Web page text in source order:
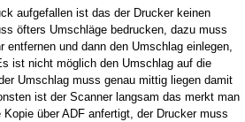
aufgefallen ist das der Drucker keinen
öfters Umschläge bedrucken, dazu muss
entfernen und dann den Umschlag einlegen,
ist nicht möglich den Umschlag auf die
Umschlag muss genau mittig liegen damit
ist der Scanner langsam das merkt man
über ADF anfertigt, der Drucker muss